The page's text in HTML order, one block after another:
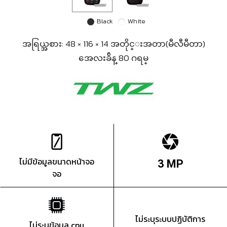
Black White
အရြယ္အစား: 48 × 116 × 14 အတိုင္းအတာ(မီလီမီတာ)
အေလးခ်ိန္ 80 ဂရမ္
ไม่มีข้อมูลขนาดหน้าจอ
จอ
3 MP
ไม่ระบุระบบปฏิบัติการ